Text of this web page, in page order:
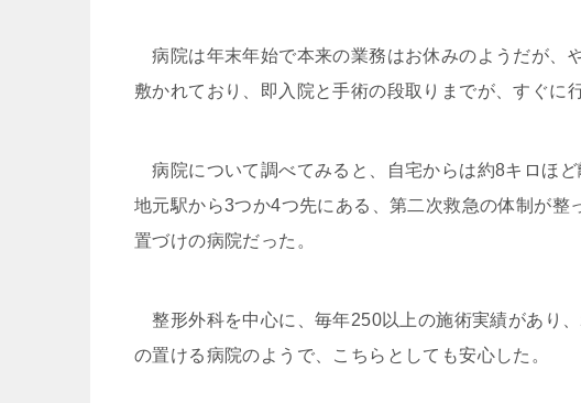
病院は年末年始で本来の業務はお休みのようだが、
敷かれており、即入院と手術の段取りまでが、すぐに
病院について調べてみると、自宅からは約8キロほ
地元駅から3つか4つ先にある、第二次救急の体制が
置づけの病院だった。
整形外科を中心に、毎年250以上の施術実績があり
の置ける病院のようで、こちらとしても安心した。